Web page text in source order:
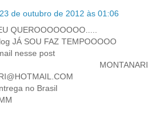
23 de outubro de 2012 às 01:06
QUEROOOOOOOO.....
JÁ SOU FAZ TEMPOOOOO
nesse post
MONTANARI
no Brasil